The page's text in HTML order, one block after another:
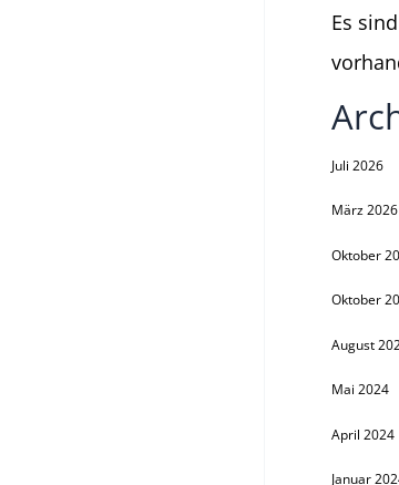
Es
Juli 2026
März 2026
Oktober
Oktober
August
Mai 2024
April 2024
Januar